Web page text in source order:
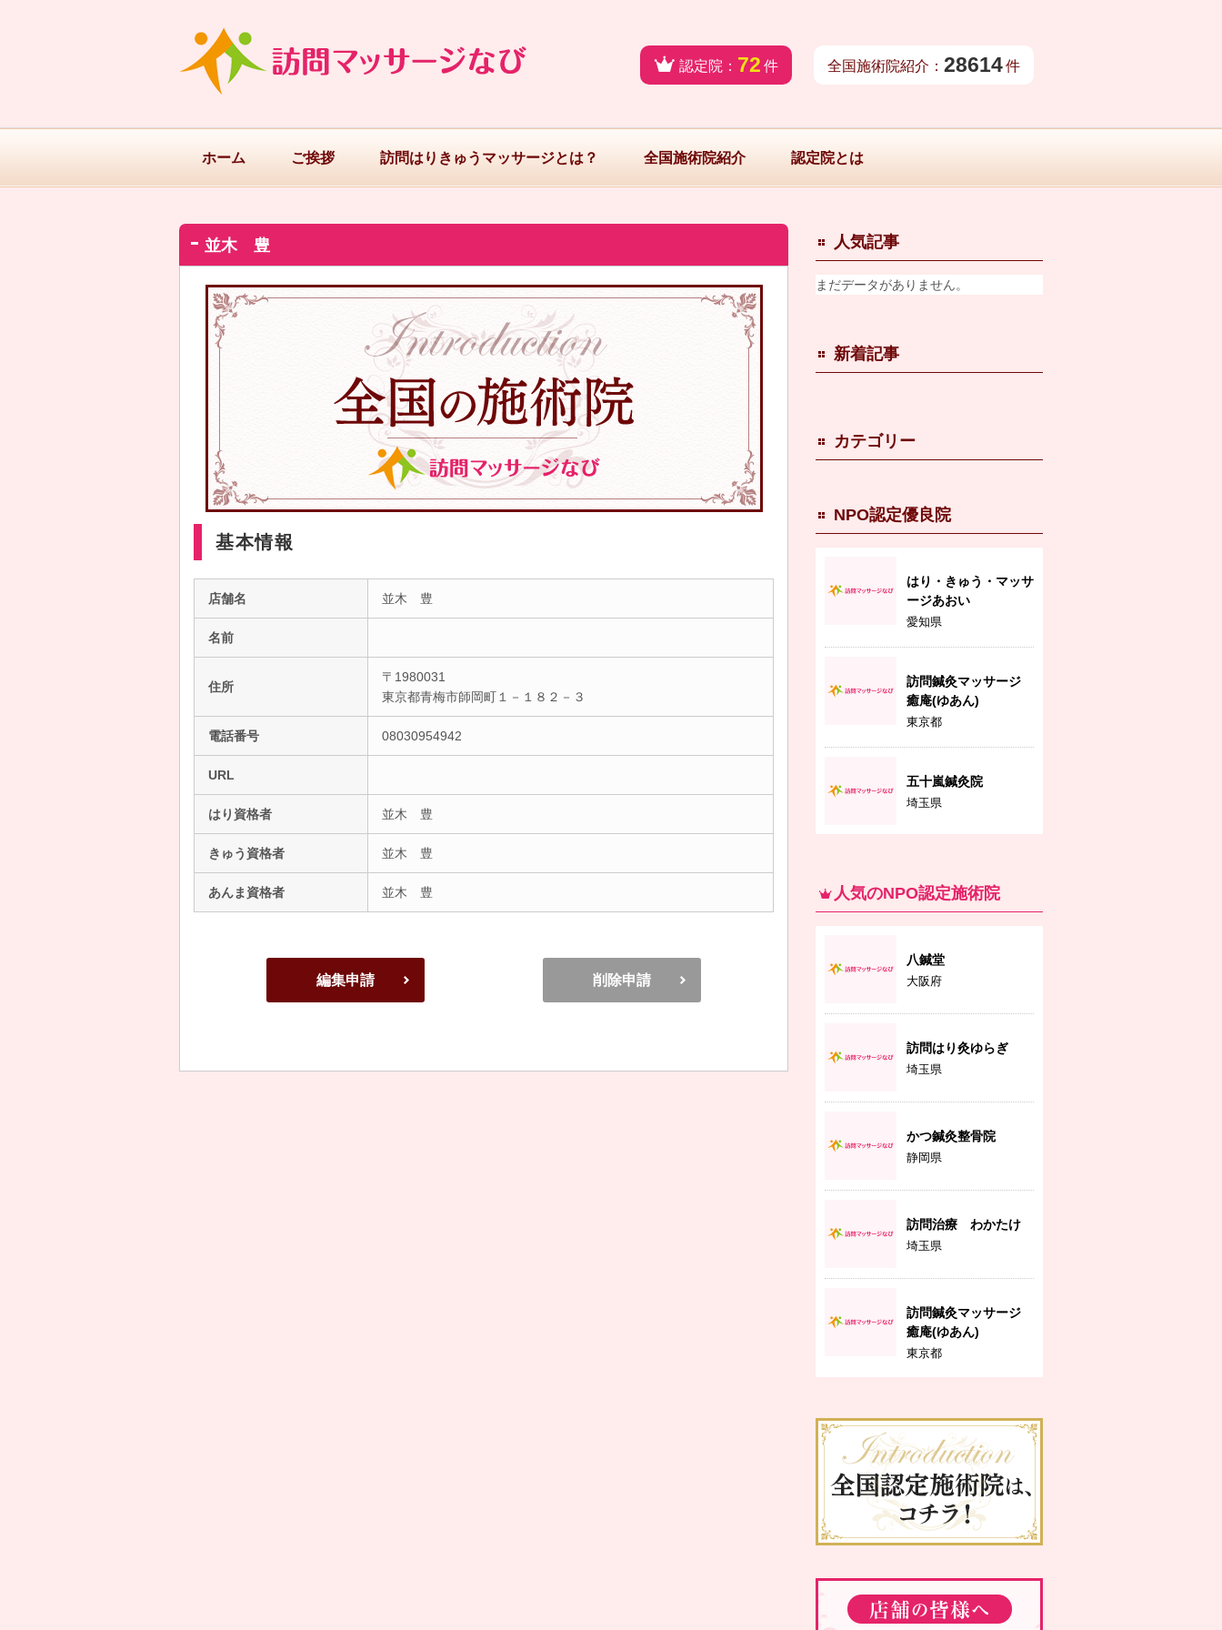
認定院： 72 件 全国施術院紹介： 28614件
ホーム ご挨拶 訪問はりきゅうマッサージとは？ 全国施術院紹介 認定院とは
並木 豊
基本情報
店舗名 並木 豊
名前
住所
〒1980031
東京都青梅市師岡町１－１８２－３
電話番号 08030954942
URL
はり資格者 並木 豊
きゅう資格者 並木 豊
あんま資格者 並木 豊
編集申請 削除申請
人気記事
まだデータがありません。
新着記事
カテゴリー
NPO認定優良院
はり・きゅう・マッサ
ージあおい
愛知県
訪問鍼灸マッサージ
癒庵(ゆあん)
東京都
五十嵐鍼灸院
埼玉県
人気のNPO認定施術院
八鍼堂
大阪府
訪問はり灸ゆらぎ
埼玉県
かつ鍼灸整骨院
静岡県
訪問治療 わかたけ
埼玉県
訪問鍼灸マッサージ
癒庵(ゆあん)
東京都